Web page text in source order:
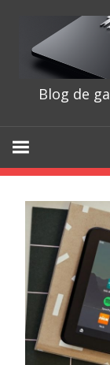
content
Blog de